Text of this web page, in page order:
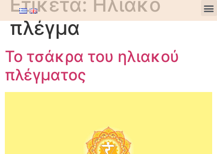
πλέγμα
To τσάκρα του ηλιακού
πλέγματος